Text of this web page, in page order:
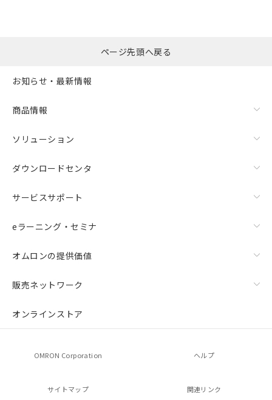
ページ先頭へ戻る
お知らせ・最新情報
商品情報
ソリューション
ダウンロードセンタ
サービスサポート
eラーニング・セミナ
オムロンの提供価値
販売ネットワーク
オンラインストア
OMRON Corporation ヘルプ
サイトマップ 関連リンク